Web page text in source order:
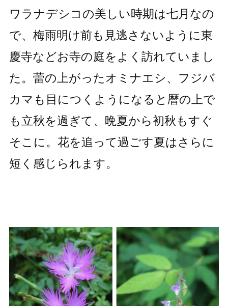
ワラナデシコの美しい時期は七月なの
で、梅雨明け前も見逃さないように東
慶寺などお寺の庭をよく訪れていまし
た。蕾の上がったオミナエシ、フジバ
カマも目につくようになると暦の上で
も立秋を過ぎて、晩夏から初秋もすぐ
そこに。花を追って過ごす夏はさらに
短く感じられます。